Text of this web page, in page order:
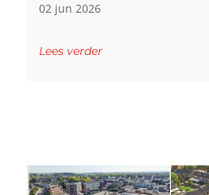
02 jun 2026
Lees verder